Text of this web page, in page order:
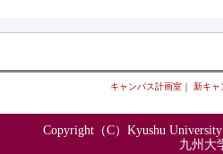
キャンパス計画室 ｜ 新キャ
Copyright（C）Kyushu
九州大